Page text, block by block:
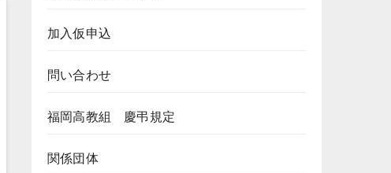
加入仮申込
問い合わせ
福岡高教組 慶弔規定
関係団体